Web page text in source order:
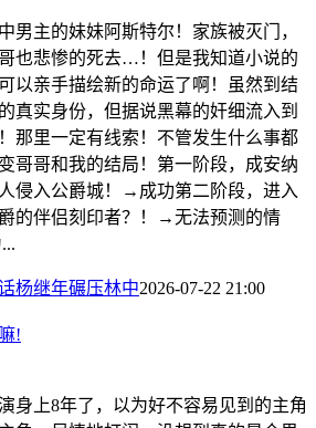
男主的妹妹阿斯特尔！家族被灭门，
也悲惨的死去…！但是我知道小说的
以亲手描绘新的命运了啊！虽然到结
真实身份，但据说黑幕的奸细流入到
那里一定有线索！不管发生什么事都
哥哥和我的结局！第一阶段，成安纳
侵入公爵城！→成功第二阶段，进入
的伴侣刻印者？！→无法预测的情
杨继年碾压林中2026-07-22 21:00
!
身上8年了，以为好不容易见到的主角